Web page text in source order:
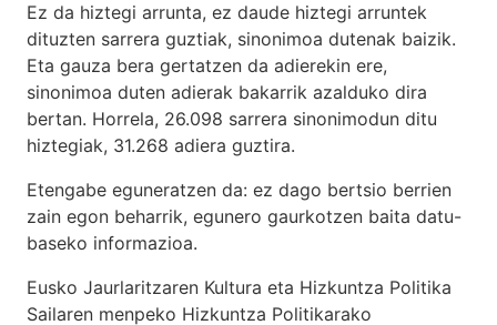
Ez da hiztegi arrunta, ez daude hiztegi arruntek
dituzten sarrera guztiak, sinonimoa dutenak baizik.
Eta gauza bera gertatzen da adierekin ere,
sinonimoa duten adierak bakarrik azalduko dira
bertan. Horrela, 26.098 sarrera sinonimodun ditu
hiztegiak, 31.268 adiera guztira.
Etengabe eguneratzen da: ez dago bertsio berrien
zain egon beharrik, egunero gaurkotzen baita datu-
baseko informazioa.
Eusko Jaurlaritzaren Kultura eta Hizkuntza Politika
Sailaren menpeko Hizkuntza Politikarako